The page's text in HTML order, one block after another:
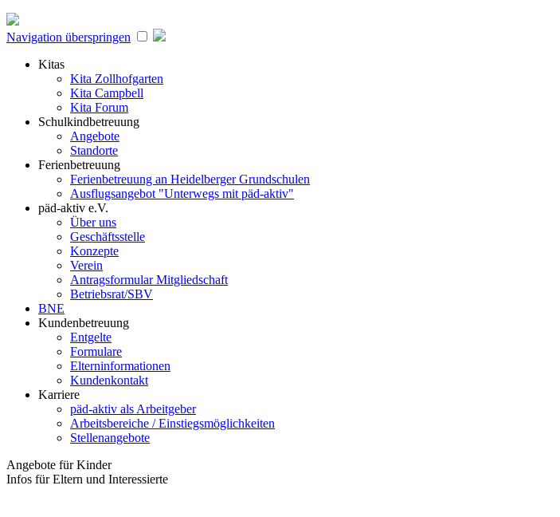
Navigation überspringen
Kitas
Kita Zollhofgarten
Kita Campbell
Kita Forum
Schulkindbetreuung
Angebote
Standorte
Ferienbetreuung
Ferienbetreuung an Heidelberger Grundschulen
Ausflugsangebot "Unterwegs mit päd-aktiv"
päd-aktiv e.V.
Über uns
Geschäftsstelle
Konzepte
Verein
Antragsformular Mitgliedschaft
Betriebsrat/SBV
BNE
Kundenbetreuung
Entgelte
Formulare
Elterninformationen
Kundenkontakt
Karriere
päd-aktiv als Arbeitgeber
Arbeitsbereiche / Einstiegsmöglichkeiten
Stellenangebote
Angebote für Kinder
Infos für Eltern und Interessierte